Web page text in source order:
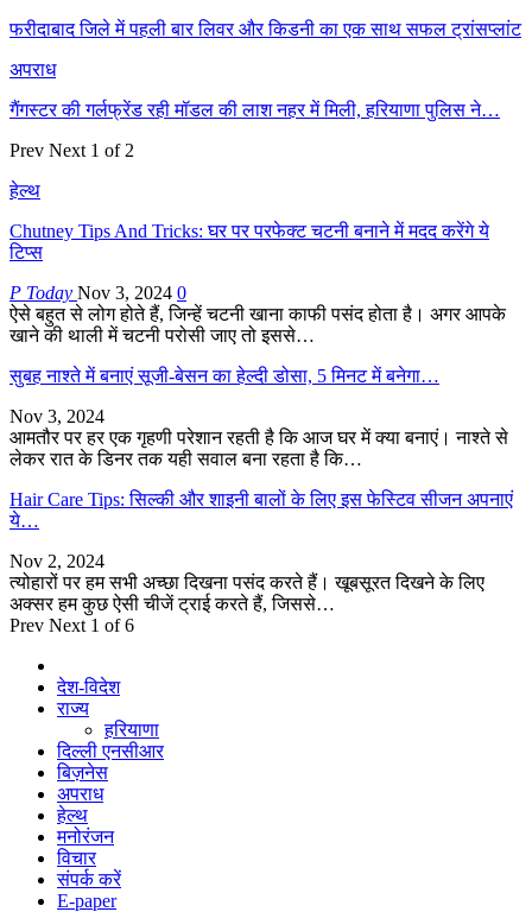
फरीदाबाद जिले में पहली बार लिवर और किडनी का एक साथ सफल ट्रांसप्लांट
अपराध
गैंगस्टर की गर्लफ्रेंड रही मॉडल की लाश नहर में मिली, हरियाणा पुलिस ने…
Prev Next 1 of 2
हेल्थ
Chutney Tips And Tricks: घर पर परफेक्ट चटनी बनाने में मदद करेंगे ये
टिप्स
P Today Nov 3, 2024 0
ऐसे बहुत से लोग होते हैं, जिन्हें चटनी खाना काफी पसंद होता है। अगर आपके
खाने की थाली में चटनी परोसी जाए तो इससे…
सुबह नाश्ते में बनाएं सूजी-बेसन का हेल्दी डोसा, 5 मिनट में बनेगा…
Nov 3, 2024
आमतौर पर हर एक गृहणी परेशान रहती है कि आज घर में क्या बनाएं। नाश्ते से
लेकर रात के डिनर तक यही सवाल बना रहता है कि…
Hair Care Tips: सिल्की और शाइनी बालों के लिए इस फेस्टिव सीजन अपनाएं
ये…
Nov 2, 2024
त्योहारों पर हम सभी अच्छा दिखना पसंद करते हैं। खूबसूरत दिखने के लिए
अक्सर हम कुछ ऐसी चीजें ट्राई करते हैं, जिससे…
Prev Next 1 of 6
देश-विदेश
राज्य
हरियाणा
दिल्ली एनसीआर
बिज़नेस
अपराध
हेल्थ
मनोरंजन
विचार
संपर्क करें
E-paper